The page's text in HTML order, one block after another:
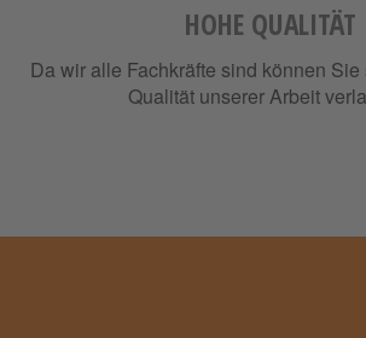
HOHE QUALITÄT
Da wir alle Fachkräfte sind können
Qualität unserer Arbeit